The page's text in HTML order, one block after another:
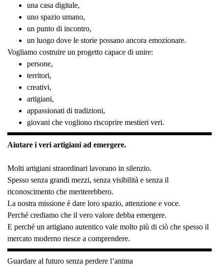
una casa digitale,
uno spazio umano,
un punto di incontro,
un luogo dove le storie possano ancora emozionare.
Vogliamo costruire un progetto capace di unire:
persone,
territori,
creativi,
artigiani,
appassionati di tradizioni,
giovani che vogliono riscoprire mestieri veri.
Aiutare i veri artigiani ad emergere.
Molti artigiani straordinari lavorano in silenzio.
Spesso senza grandi mezzi, senza visibilità e senza il
riconoscimento che meriterebbero.
La nostra missione è dare loro spazio, attenzione e voce.
Perché crediamo che il vero valore debba emergere.
E perché un artigiano autentico vale molto più di ciò che spesso il
mercato moderno riesce a comprendere.
Guardare al futuro senza perdere l’anima